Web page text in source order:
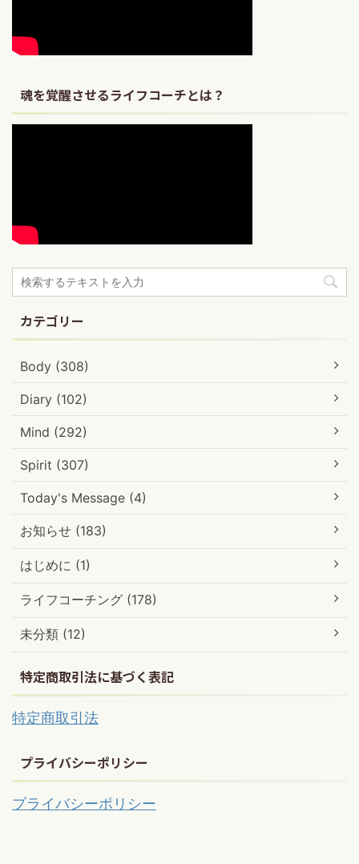
魂を覚醒させるライフコーチとは？
カテゴリー
Body (308)
Diary (102)
Mind (292)
Spirit (307)
Today's Message (4)
お知らせ (183)
はじめに (1)
ライフコーチング (178)
未分類 (12)
特定商取引法に基づく表記
特定商取引法
プライバシーポリシー
プライバシーポリシー